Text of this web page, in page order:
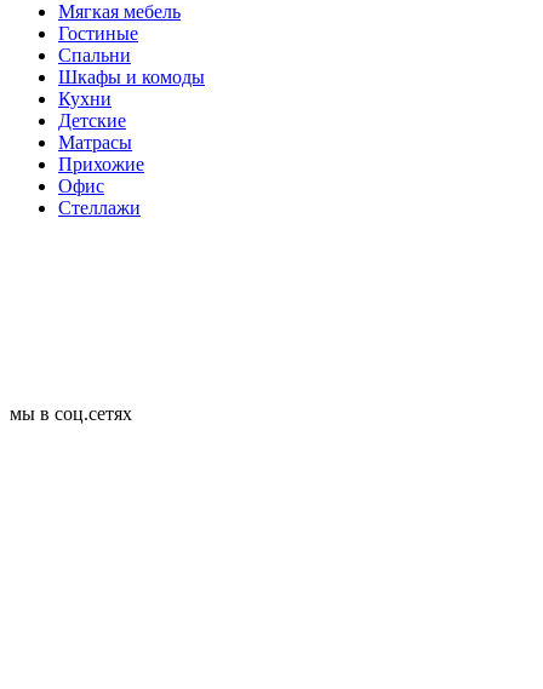
Мягкая мебель
Гостиные
Спальни
Шкафы и комоды
Кухни
Детские
Матрасы
Прихожие
Офис
Стеллажи
мы в соц.сетях